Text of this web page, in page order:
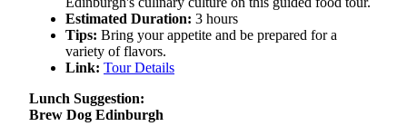
Estimated Duration: 3 hours
Tips: Bring your appetite and be prepared for a
variety of flavors.
Link: Tour Details
Lunch Suggestion:
Brew Dog Edinburgh